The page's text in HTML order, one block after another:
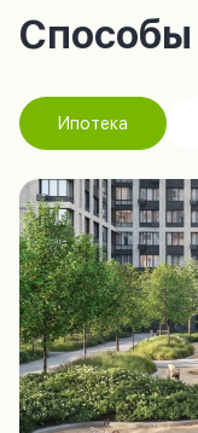
Способы
Ипотека